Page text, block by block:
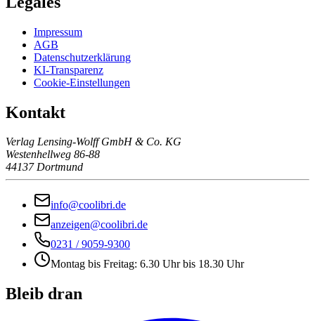
Impressum
AGB
Datenschutzerklärung
KI-Transparenz
Cookie-Einstellungen
Kontakt
Verlag Lensing-Wolff GmbH & Co. KG
Westenhellweg 86-88
44137 Dortmund
info@coolibri.de
anzeigen@coolibri.de
0231 / 9059-9300
Montag bis Freitag: 6.30 Uhr bis 18.30 Uhr
Bleib dran